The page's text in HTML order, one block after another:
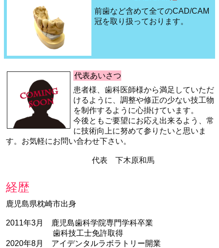
前歯など含めて全てのCAD/CAM
冠を取り扱っております。
代表あいさつ
患者様、歯科医師様から満足していただ
けるように、調整や修正の少ない技工物
を制作するように心掛けています。
今後ともご要望にお応え出来るよう、常
に技術向上に努めて参りたいと思いま
す。お気軽にお問い合わせ下さい。
代表 下木原和馬
経歴
鹿児島県枕崎市出身
2011年3月 鹿児島歯科学院専門学科卒業
歯科技工士免許取得
2020年8月 アイデンタルラボラトリー開業